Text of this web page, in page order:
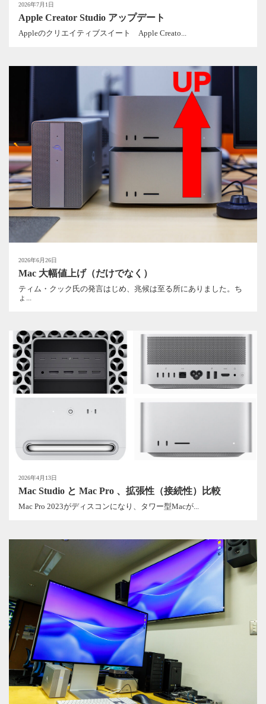
2026年7月1日
Apple Creator Studio アップデート
Appleのクリエイティブスイート Apple Creato...
2026年6月26日
Mac 大幅値上げ（だけでなく）
ティム・クック氏の発言はじめ、兆候は至る所にありました。ち
ょ...
2026年4月13日
Mac Studio と Mac Pro 、拡張性（接続性）比較
Mac Pro 2023がディスコンになり、タワー型Macが...